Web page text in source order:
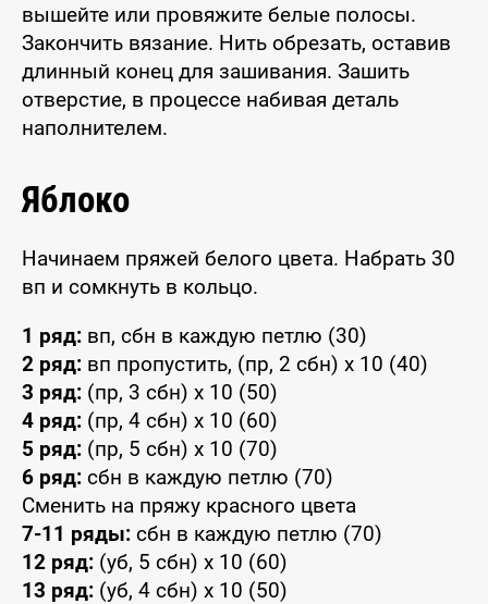
вышейте или провяжите белые полосы.
Закончить вязание. Нить обрезать, оставив
длинный конец для зашивания. Зашить
отверстие, в процессе набивая деталь
наполнителем.
Яблоко
Начинаем пряжей белого цвета. Набрать 30
вп и сомкнуть в кольцо.
1 ряд: вп, сбн в каждую петлю (30)
2 ряд: вп пропустить, (пр, 2 сбн) x 10 (40)
3 ряд: (пр, 3 сбн) x 10 (50)
4 ряд: (пр, 4 сбн) x 10 (60)
5 ряд: (пр, 5 сбн) x 10 (70)
6 ряд: сбн в каждую петлю (70)
Сменить на пряжу красного цвета
7-11 ряды: сбн в каждую петлю (70)
12 ряд: (уб, 5 сбн) x 10 (60)
13 ряд: (уб, 4 сбн) x 10 (50)